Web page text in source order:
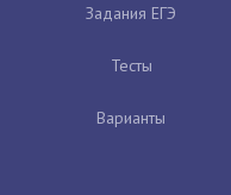
Задания ЕГЭ
Тесты
Варианты